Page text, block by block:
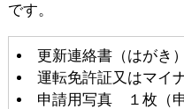
です。
更新連絡書（はがき）
運転免許証又はマイ
申請用写真 １枚（